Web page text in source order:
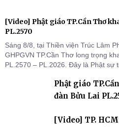
[Video] Phật giáo TP.Cần Thơ
PL.2570
Sáng 8/8, tại Thiền viện Trúc Lâm
GHPGVN TP.Cần Thơ long trọng
PL.2570 – PL.2026. Đây là Phật sự
thứ I, thể hiện sự quan tâm đối với
Tăng tài và tiếp nối mạng mạch
Phật giáo
đàn Bửu Lai
[Video] TP.